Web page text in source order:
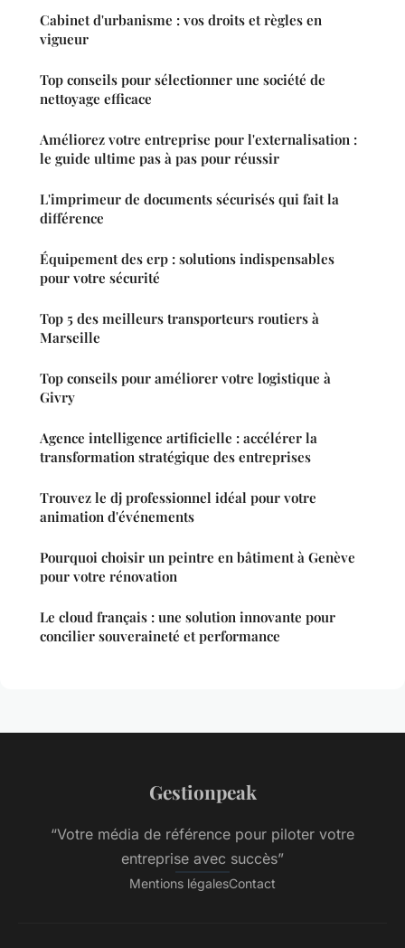
Cabinet d'urbanisme : vos droits et règles en
vigueur
Top conseils pour sélectionner une société de
nettoyage efficace
Améliorez votre entreprise pour l'externalisation :
le guide ultime pas à pas pour réussir
L'imprimeur de documents sécurisés qui fait la
différence
Équipement des erp : solutions indispensables
pour votre sécurité
Top 5 des meilleurs transporteurs routiers à
Marseille
Top conseils pour améliorer votre logistique à
Givry
Agence intelligence artificielle : accélérer la
transformation stratégique des entreprises
Trouvez le dj professionnel idéal pour votre
animation d'événements
Pourquoi choisir un peintre en bâtiment à Genève
pour votre rénovation
Le cloud français : une solution innovante pour
concilier souveraineté et performance
Gestionpeak
“Votre média de référence pour piloter votre
entreprise avec succès”
Mentions légalesContact